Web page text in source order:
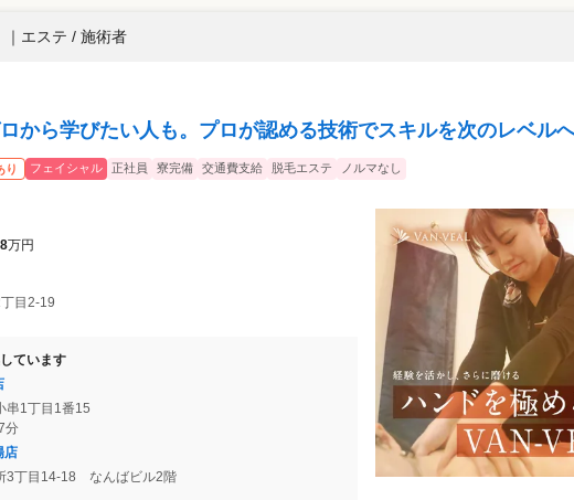
したとし、 その功績を讃えられ優秀事業者として
｜ エステ / 施術者
から学びたい人も。プロが認める技術でスキルを次のレベル
り フェイシャル 正社員 寮完備 交通費支給 脱毛エステ ノルマなし
万円
目2-19
ています
串1丁目1番15
分
店
3丁目14-18 なんばビル2階